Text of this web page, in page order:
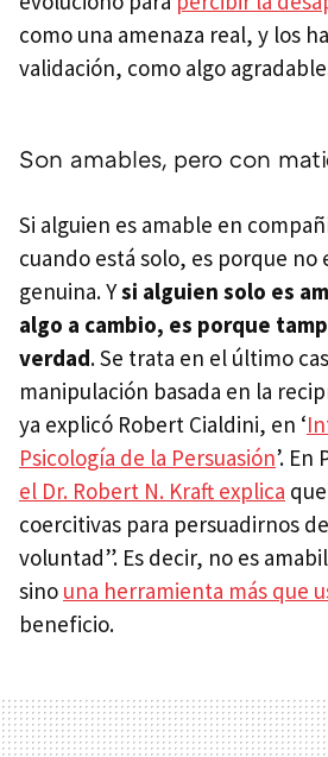
como una amenaza real, y los
validación, como algo
Son amables, pero con
Si alguien es amable en
cuando está solo, es porque no
genuina. Ysi alguien solo es
algo a cambio, es porque
verdad. Se trata en el último
manipulación basada en la
ya explicó Robert Cialdini, en ‘
Psicología de la Persuasión’.
el Dr. Robert N. Kraft explica
coercitivas para persuadirnos
voluntad”. Es decir, no es
sino una herramienta más que
beneficio.